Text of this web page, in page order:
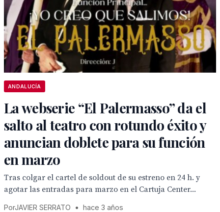
ANDALUCÍA
La webserie “El Palermasso” da el
salto al teatro con rotundo éxito y
anuncian doblete para su función
en marzo
Tras colgar el cartel de soldout de su estreno en 24 h. y
agotar las entradas para marzo en el Cartuja Center...
PorJAVIER SERRATO • hace 3 años